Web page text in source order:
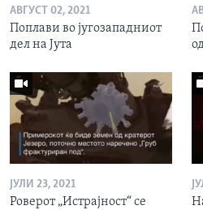
АВГУСТ 02, 2021
Поплави во југозападниот
дел на Јута
ЈУЛИ 23, 2021
Роверот „Истрајност“ се